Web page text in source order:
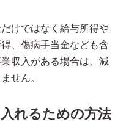
けではなく給与所得や
、傷病手当金なども含
収入がある場合は、減
せん。
れるための方法